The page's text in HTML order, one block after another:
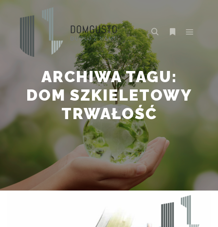
ARCHIWA TAGU:
DOM SZKIELETOWY
TRWAŁOŚĆ